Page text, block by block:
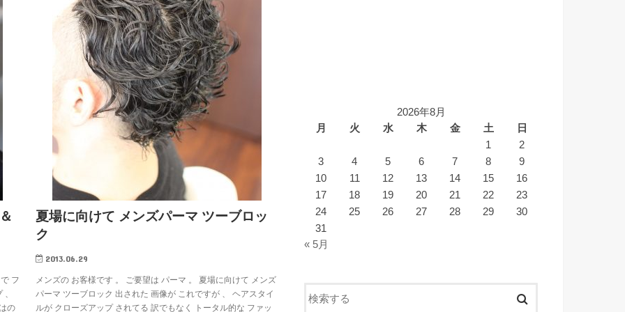
フ
の
夏場に向けて メンズパーマ ツーブロッ
ク
2013.06.29
メンズの お客様です 。 ご要望は パーマ 。 夏場に向けて メンズ
パーマ ツーブロック 出された 画像が これですが 、 ヘアスタイ
ルが クローズアップ されてる 訳でもなく トータル的な ファッ
2026年8月
月
火 水 木 金 土
日
1
2
3
4 5 6 7 8
9
10
11 12 13 14 15
16
17
18 19 20 21 22
23
24
25 26 27 28 29
30
31
« 5月